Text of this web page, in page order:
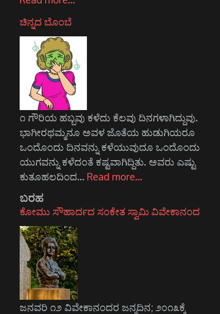
ಚಿನ್ನದ ಬೊಂಬೆ
೧ ಗೌರಿಯ ಹಬ್ಬವು ಕಳೆದು ಕೆಲವು ದಿನಗಳಾಗಿದ್ದುವು.
ಭಾಗೀರಥಮ್ಮನೂ ಅವಳ ಜೊತೆಯ ಹುಡುಗಿಯರೂ
ಒಂದೊಂದು ದಿನವನ್ನು ಕಳೆಯುವುದೂ ಒಂದೊಂದು
ಯುಗವನ್ನು ಕಳೆದಂತೆ ಕಷ್ಟವಾಗಿದ್ದಿತು. ಅವರು ಎಷ್ಟು
ಕುತೂಹಲದಿಂದ… Read more…
ಬರಹ
ಕೋಮು ಸೌಹಾರ್ದದ ಸಂಕೇತ ಸ್ವಾಮಿ ವಿವೇಕಾನಂದ
ಜನವರಿ ೧೨ ವಿವೇಕಾನಂದರ ಜನ್ಮದಿನ; ೨೦೧೩ಕ್ಕೆ